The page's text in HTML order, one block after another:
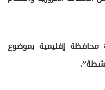
وأرسلت الوزارة تعميماً إلى 81 محافظة إقليمية بموضوع